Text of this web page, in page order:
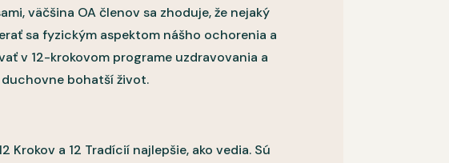
väčšina OA členov sa zhoduje, že nejaký
sa fyzickým aspektom nášho ochorenia a
v 12-krokovom programe uzdravovania a
duchovne bohatší život.
a 12 Tradícií najlepšie, ako vedia. Sú